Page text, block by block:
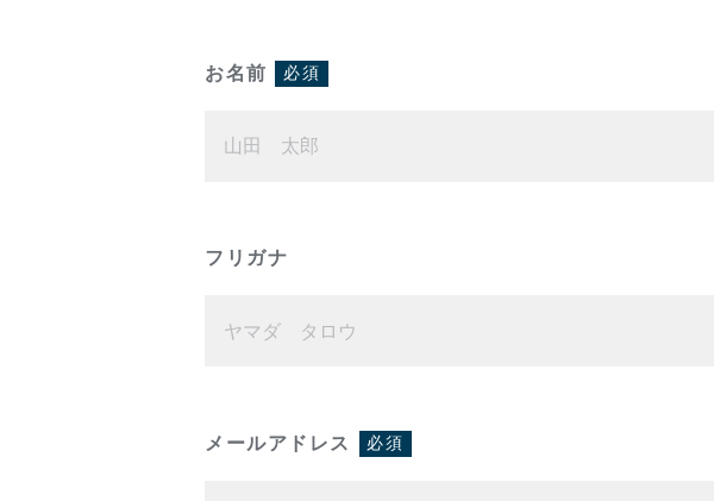
お名前 必須
フリガナ
メールアドレス 必須